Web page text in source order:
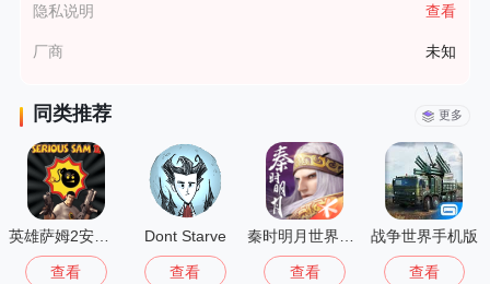
隐私说明 查看
厂商 未知
同类推荐 更多
英雄萨姆2安卓版
查看
Dont Starve
查看
秦时明月世界测试服
查看
战争世界手机版
查看